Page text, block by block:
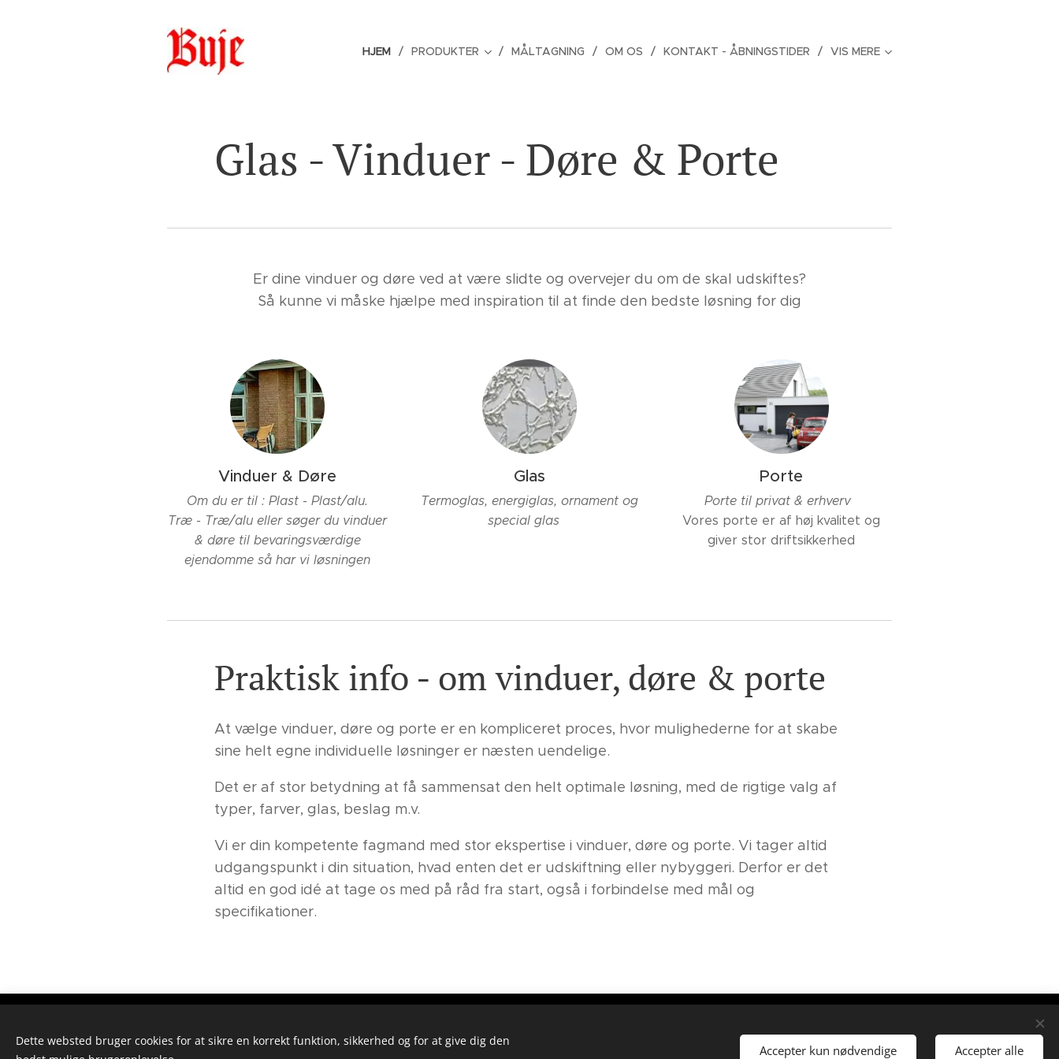
HJEM PRODUKTER MÅLTAGNING OM OS KONTAKT - ÅBNINGSTIDER VIS MERE
Glas - Vinduer - Døre & Porte
Er dine vinduer og døre ved at være slidte og overvejer du om de skal udskiftes?
Så kunne vi måske hjælpe med inspiration til at finde den bedste løsning for dig
Vinduer & Døre
Om du er til : Plast - Plast/alu.
Træ - Træ/alu eller søger du vinduer
& døre til bevaringsværdige
ejendomme så har vi løsningen
Glas
Termoglas, energiglas, ornament og
special glas
Porte
Porte til privat & erhverv
Vores porte er af høj kvalitet og
giver stor driftsikkerhed
Praktisk info - om vinduer, døre & porte
At vælge vinduer, døre og porte er en kompliceret proces, hvor mulighederne for at skabe
sine helt egne individuelle løsninger er næsten uendelige.
Det er af stor betydning at få sammensat den helt optimale løsning, med de rigtige valg af
typer, farver, glas, beslag m.v.
Vi er din kompetente fagmand med stor ekspertise i vinduer, døre og porte. Vi tager altid
udgangspunkt i din situation, hvad enten det er udskiftning eller nybyggeri. Derfor er det
altid en god idé at tage os med på råd fra start, også i forbindelse med mål og
specifikationer.
Kontakt : +45 98 88 73 56 / +45 40 68 35 00 (Jens Chr. Buje) - buje@buje.dk
Dette websted bruger cookies for at sikre en korrekt funktion, sikkerhed og for at give dig den
Accepter kun nødvendige Accepter alle